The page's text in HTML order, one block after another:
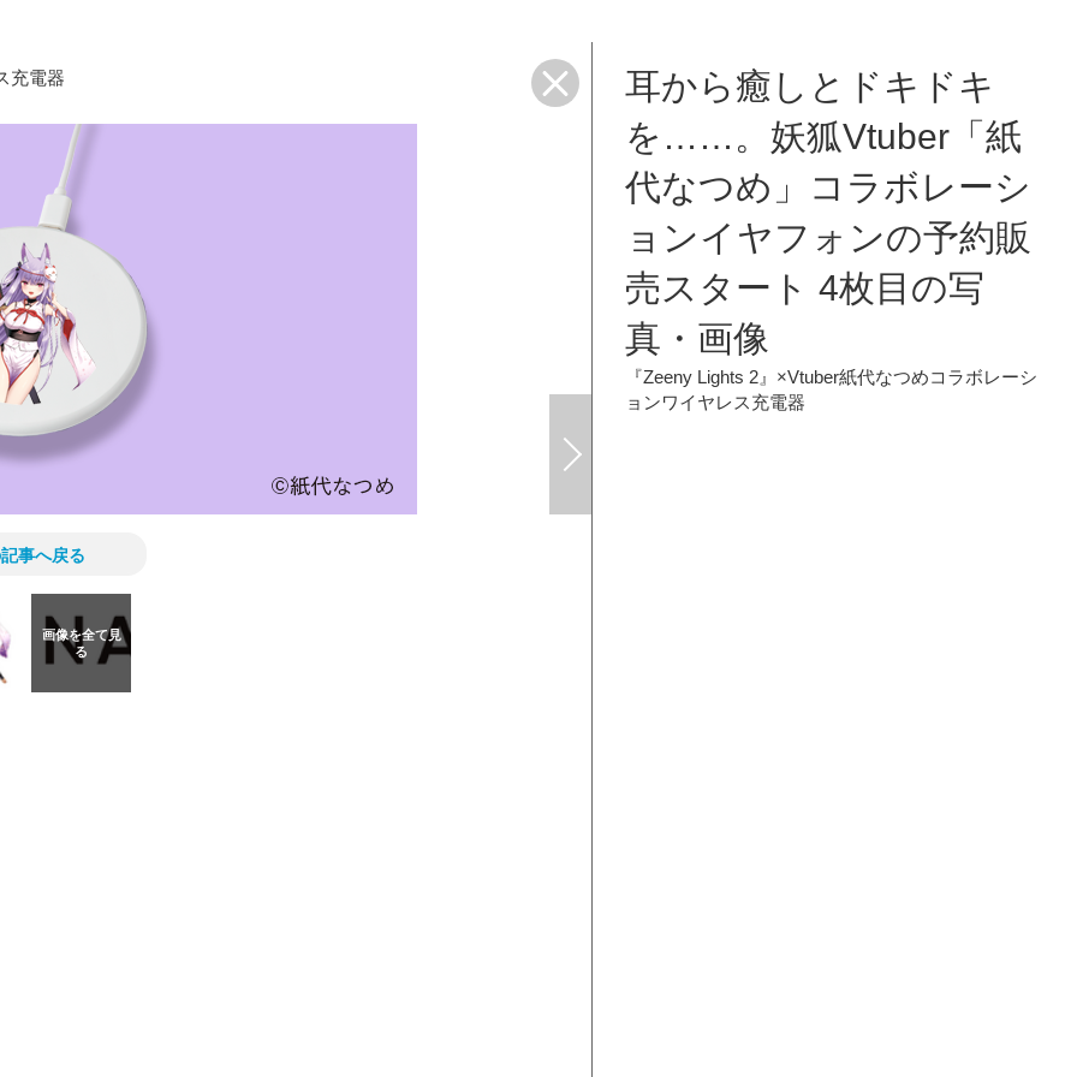
充電器
事へ戻る
耳から癒しとドキドキ
を……。妖狐Vtuber「紙
代なつめ」コラボレーシ
ョンイヤフォンの予約販
売スタート 4枚目の写
真・画像
『Zeeny Lights 2』×Vtuber紙代なつめコラボレーシ
ョンワイヤレス充電器